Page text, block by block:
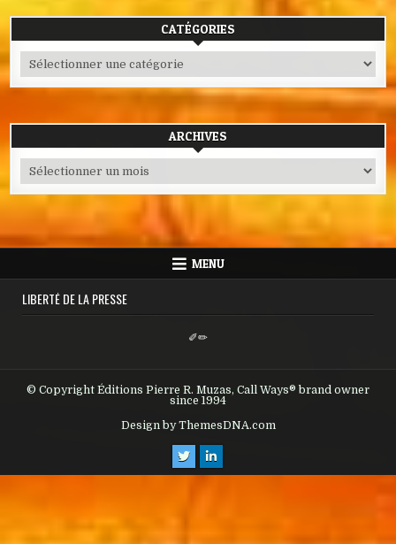
CATÉGORIES
Catégories
ARCHIVES
Archives
MENU
LIBERTÉ DE LA PRESSE
✐✏
© Copyright Éditions Pierre R. Muzas, Call Ways® brand owner
since 1994
Design by ThemesDNA.com